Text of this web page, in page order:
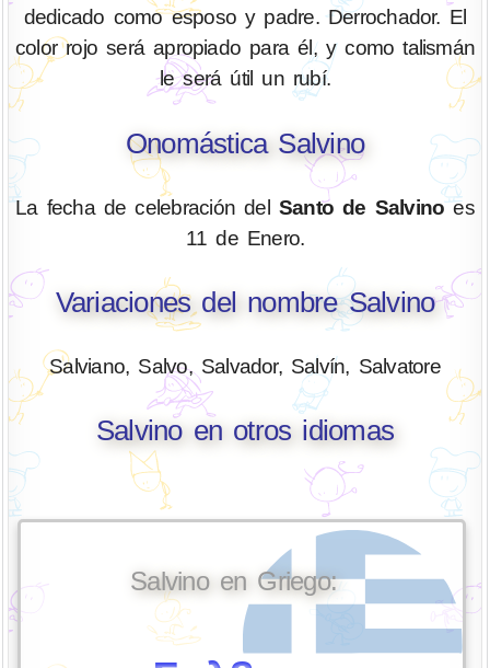
dedicado como esposo y padre. Derrochador. El
color rojo será apropiado para él, y como talismán
le será útil un rubí.
Onomástica Salvino
La fecha de celebración del Santo de Salvinoes
11 de Enero.
Variaciones del nombre Salvino
Salviano, Salvo, Salvador, Salvín, Salvatore
Salvino en otros idiomas
Salvino en Griego: